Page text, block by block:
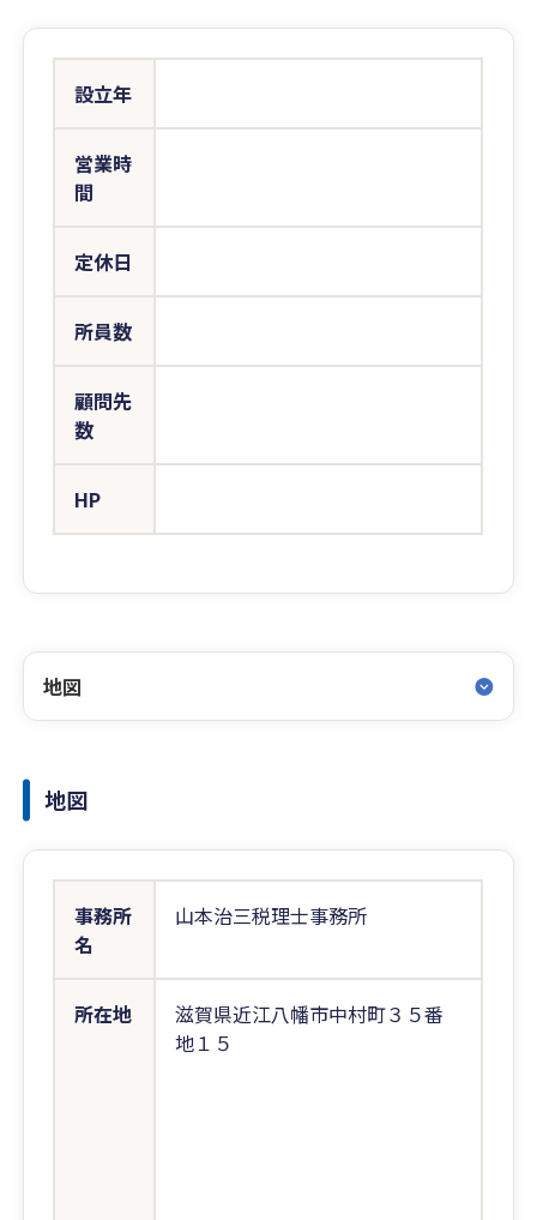
設立年
営業時
間
定休日
所員数
顧問先
数
HP
地図
地図
事務所
名
山本治三税理士事務所
所在地
滋賀県近江八幡市中村町３５番
地１５